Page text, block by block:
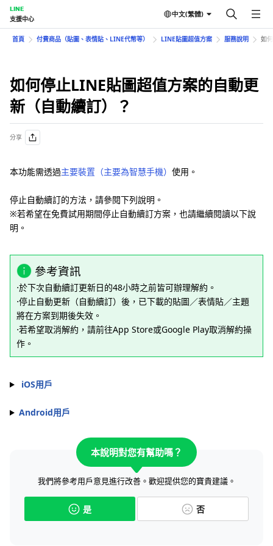
LINE
支援中心
中文(繁體)
首頁 付費商品（貼圖、表情貼、LINE代幣等） LINE貼圖超值方案 服務說明 如
如何停止LINE貼圖超值方案的自動更
新（自動續訂）？
分享
本功能需透過主要裝置（主要為智慧手機） 使用。
停止自動續訂的方法，請參閱下列說明。
※若希望在免費試用期間停止自動續訂方案，也請繼續閱讀以下說
明。
參考資訊
⋅於下次自動續訂更新日的48小時之前皆可辦理解約。
⋅停止自動更新（自動續訂）後，已下載的貼圖／表情貼／主題
將在方案到期後失效。
⋅若希望取消解約，請前往App Store或Google Play取消解約操
作。
iOS用戶
Android用戶
本說明對您有幫助嗎？
我們將參考用戶意見進行改善。歡迎提供您的寶貴建議。
是 否